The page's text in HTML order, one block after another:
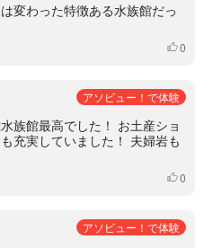
変わった特徴ある水族館だっ
いいね
0
アソビュー！で体験
族館最高でした！ お土産ショ
充実していました！ 夫婦岩も
いいね
0
アソビュー！で体験